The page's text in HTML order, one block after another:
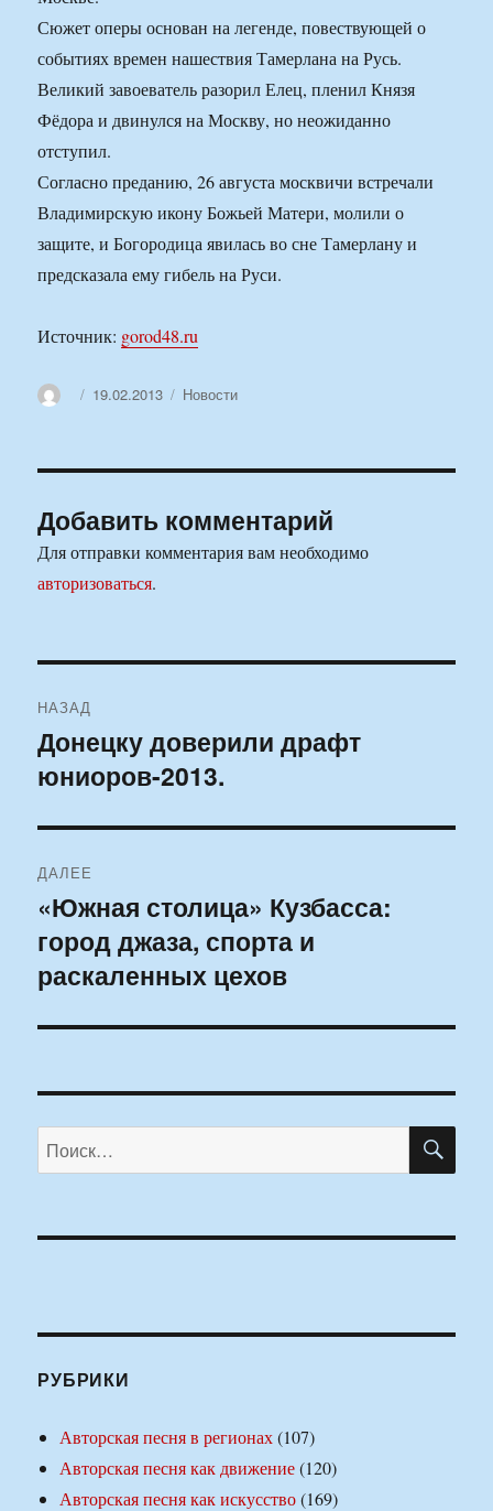
Сюжет оперы основан на легенде, повествующей о
событиях времен нашествия Тамерлана на Русь.
Великий завоеватель разорил Елец, пленил Князя
Фёдора и двинулся на Москву, но неожиданно
отступил.
Согласно преданию, 26 августа москвичи встречали
Владимирскую икону Божьей Матери, молили о
защите, и Богородица явилась во сне Тамерлану и
предсказала ему гибель на Руси.
Источник: gorod48.ru
АвторОпубликовано
19.02.2013 Рубрики
Новости
Добавить комментарий
Для отправки комментария вам необходимо
авторизоваться.
по
записям
НАЗАД
Предыдущая
запись:
Донецку доверили драфт
юниоров-2013.
ДАЛЕЕ
Следующая
запись:
«Южная столица» Кузбасса:
город джаза, спорта и
раскаленных цехов
Искать:
РУБРИКИ
Авторская песня в регионах(107)
Авторская песня как движение(120)
Авторская песня как искусство(169)